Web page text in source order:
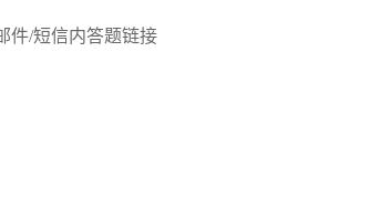
件/短信内答题链接